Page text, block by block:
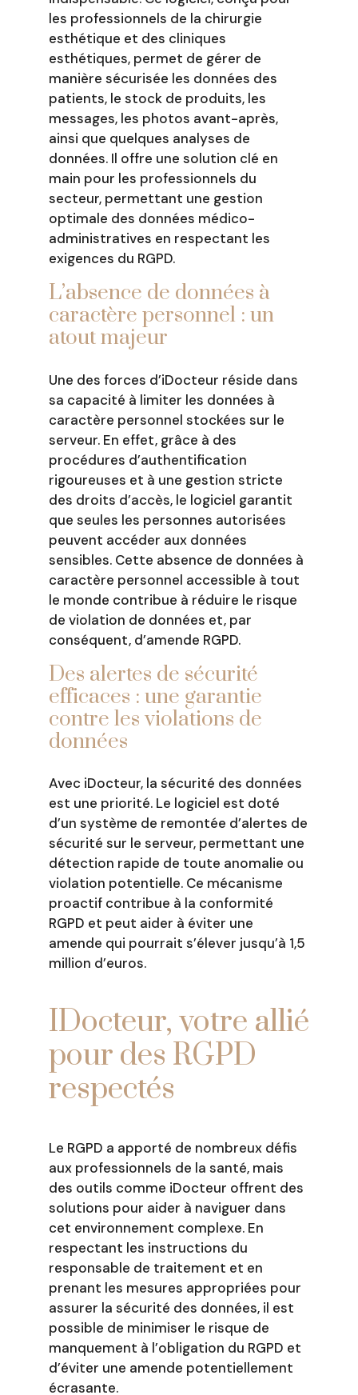
les professionnels de la chirurgie
esthétique et des cliniques
esthétiques, permet de gérer de
manière sécurisée les données des
patients, le stock de produits, les
messages, les photos avant-après,
ainsi que quelques analyses de
données. Il offre une solution clé en
main pour les professionnels du
secteur, permettant une gestion
optimale des données médico-
administratives en respectant les
exigences du RGPD.
L’absence de données à
caractère personnel : un
atout majeur
Une des forces d’iDocteur réside dans
sa capacité à limiter les données à
caractère personnel stockées sur le
serveur. En effet, grâce à des
procédures d’authentification
rigoureuses et à une gestion stricte
des droits d’accès, le logiciel garantit
que seules les personnes autorisées
peuvent accéder aux données
sensibles. Cette absence de données à
caractère personnel accessible à tout
le monde contribue à réduire le risque
de violation de données et, par
conséquent, d’amende RGPD.
Des alertes de sécurité
efficaces : une garantie
contre les violations de
données
Avec iDocteur, la sécurité des données
est une priorité. Le logiciel est doté
d’un système de remontée d’alertes de
sécurité sur le serveur, permettant une
détection rapide de toute anomalie ou
violation potentielle. Ce mécanisme
proactif contribue à la conformité
RGPD et peut aider à éviter une
amende qui pourrait s’élever jusqu’à 1,5
million d’euros.
IDocteur, votre allié
pour des RGPD
respectés
Le RGPD a apporté de nombreux défis
aux professionnels de la santé, mais
des outils comme iDocteur offrent des
solutions pour aider à naviguer dans
cet environnement complexe. En
respectant les instructions du
responsable de traitement et en
prenant les mesures appropriées pour
assurer la sécurité des données, il est
possible de minimiser le risque de
manquement à l’obligation du RGPD et
d’éviter une amende potentiellement
écrasante.